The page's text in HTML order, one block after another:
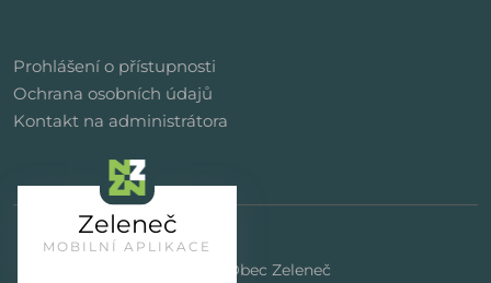
Prohlášení o přístupnosti
Ochrana osobních údajů
Kontakt na administrátora
© 2023 | Obec Zeleneč
Zeleneč
MOBILNÍ APLIKACE